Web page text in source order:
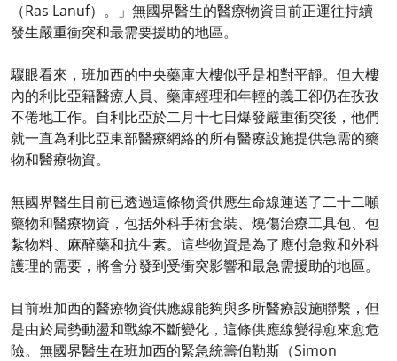
（Ras Lanuf）。」無國界醫生的醫療物資目前正運往持續
發生嚴重衝突和最需要援助的地區。
驟眼看來，班加西的中央藥庫大樓似乎是相對平靜。但大樓
內的利比亞籍醫療人員、藥庫經理和年輕的義工卻仍在孜孜
不倦地工作。自利比亞於二月十七日爆發嚴重衝突後，他們
就一直為利比亞東部醫療網絡的所有醫療設施提供急需的藥
物和醫療物資。
無國界醫生目前已透過這條物資供應生命線運送了二十二噸
藥物和醫療物資，包括外科手術套裝、燒傷治療工具包、包
紮物料、麻醉藥和抗生素。這些物資是為了應付急救和外科
護理的需要，將會分發到受衝突影響和最急需援助的地區。
目前班加西的醫療物資供應線能夠與多所醫療設施聯繫，但
是由於局勢動盪和戰線不斷變化，這條供應線變得愈來愈危
險。無國界醫生在班加西的緊急統籌伯勒斯（Simon